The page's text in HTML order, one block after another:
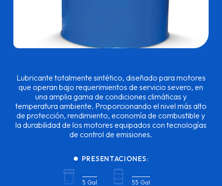
Lubricante totalmente sintético, diseñado para motores
que operan bajo requerimientos de servicio severo, en
una amplia gama de condiciones climáticas y
temperatura ambiente. Proporcionando el nivel más alto
de protección, rendimiento, economía de combustible y
la durabilidad de los motores equipados con tecnologías
de control de emisiones.
PRESENTACIONES:
5 Gal 55 Gal